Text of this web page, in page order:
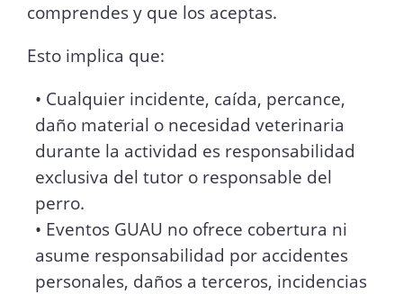
comprendes y que los aceptas.
Esto implica que:
•⁠ ⁠Cualquier incidente, caída, percance,
daño material o necesidad veterinaria
durante la actividad es responsabilidad
exclusiva del tutor o responsable del
perro.
•⁠ ⁠Eventos GUAU no ofrece cobertura ni
asume responsabilidad por accidentes
personales, daños a terceros, incidencias